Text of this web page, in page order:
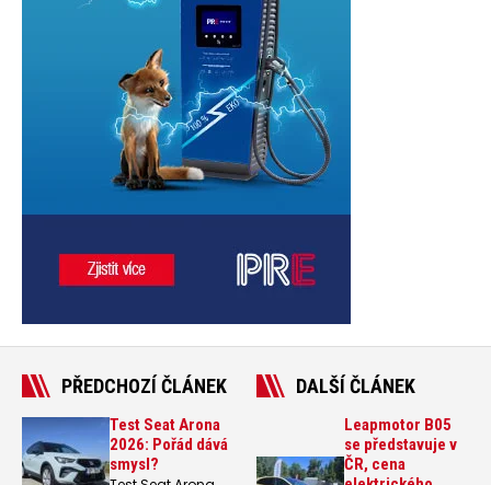
PŘEDCHOZÍ ČLÁNEK
Test Seat Arona
2026: Pořád dává
smysl?
DALŠÍ ČLÁNEK
Leapmotor B05
se představuje v
ČR, cena